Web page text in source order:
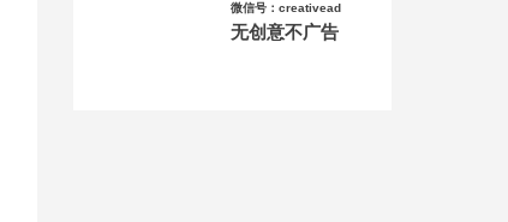
微信号：creativead
无创意不广告